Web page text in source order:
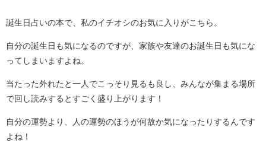
誕生日占いの本で、私のイチオシのお気に入りがこちら。
自分の誕生日も気になるのですが、家族や友達のお誕生日も気にな
ってしまいますよね。
当たった外れたと一人でこっそり見るも良し、みんなが集まる場所
で回し読みするとすごく盛り上がります！
自分の運勢より、人の運勢のほうが何故か気になったりするんです
よね！